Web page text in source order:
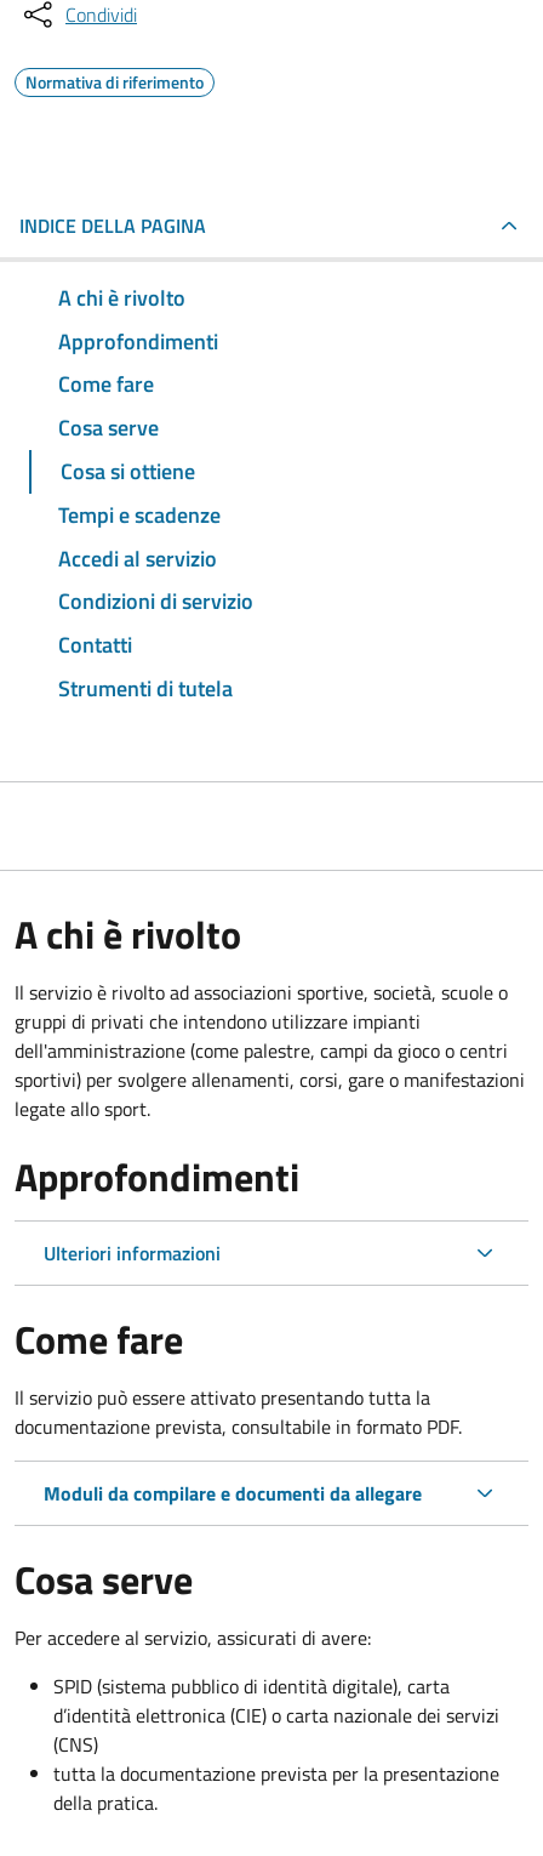
Condividi
Normativa di riferimento
INDICE DELLA PAGINA
A chi è rivolto
Approfondimenti
Come fare
Cosa serve
Cosa si ottiene
Tempi e scadenze
Accedi al servizio
Condizioni di servizio
Contatti
Strumenti di tutela
A chi è rivolto
Il servizio è rivolto ad associazioni sportive, società, scuole o
gruppi di privati che intendono utilizzare impianti
dell'amministrazione (come palestre, campi da gioco o centri
sportivi) per svolgere allenamenti, corsi, gare o manifestazioni
legate allo sport.
Approfondimenti
Ulteriori informazioni
Come fare
Il servizio può essere attivato presentando tutta la
documentazione prevista, consultabile in formato PDF.
Moduli da compilare e documenti da allegare
Cosa serve
Per accedere al servizio, assicurati di avere:
SPID (sistema pubblico di identità digitale), carta
d’identità elettronica (CIE) o carta nazionale dei servizi
(CNS)
tutta la documentazione prevista per la presentazione
della pratica.